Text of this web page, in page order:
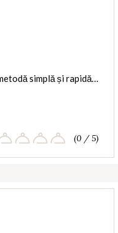
simplă și rapidă…
(0 / 5)